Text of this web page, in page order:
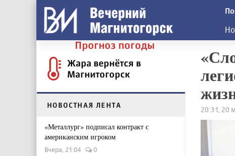
Прогноз погоды
Жара вернётся в
Магнитогорск
НОВОСТНАЯ ЛЕНТА
«Металлург» подписал контракт с
американским игроком
Вчера, 21:04 0
20:31, 20